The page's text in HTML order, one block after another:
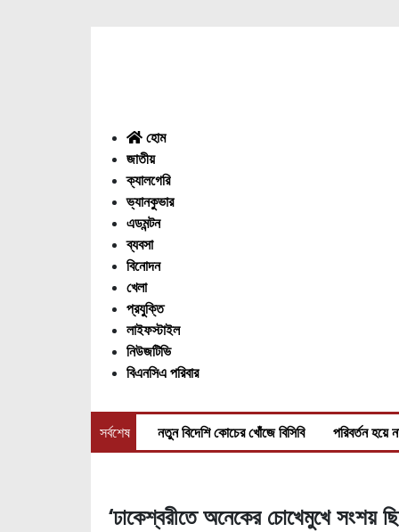
হোম
জাতীয়
ক্যালগেরি
ভ্যানকুভার
এডমন্টন
ব্যবসা
বিনোদন
খেলা
প্রযুক্তি
লাইফস্টাইল
নিউজটিভি
বিএনসিএ পরিবার
সর্বশেষ নতুন বিদেশি কোচের খোঁজে বিসিবি পরিবর্তন হয়ে
‘ঢাকেশ্বরীতে অনেকের চোখেমুখে সংশয়